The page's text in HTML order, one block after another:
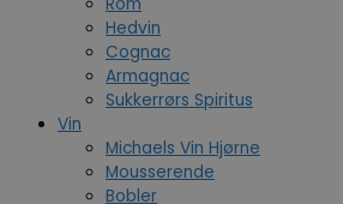
Hedvin
Cognac
Armagnac
Sukkerrørs Spiritus
Vin
Michaels Vin Hjørne
Mousserende
Bobler